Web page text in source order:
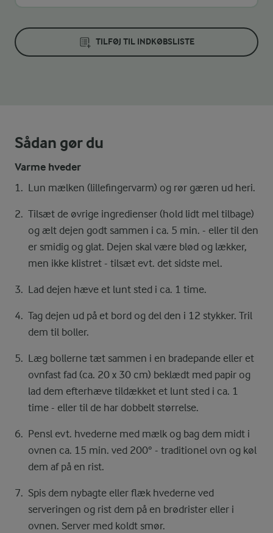
TILFØJ TIL INDKØBSLISTE
Sådan gør du
Varme hveder
Lun mælken (lillefingervarm) og rør gæren ud heri.
Tilsæt de øvrige ingredienser (hold lidt mel tilbage)
og ælt dejen godt sammen i ca. 5 min. - eller til den
er smidig og glat. Dejen skal være blød og lækker,
men ikke klistret - tilsæt evt. det sidste mel.
Lad dejen hæve et lunt sted i ca. 1 time.
Tag dejen ud på et bord og del den i 12 stykker. Tril
dem til boller.
Læg bollerne tæt sammen i en bradepande eller et
ovnfast fad (ca. 20 x 30 cm) beklædt med papir og
lad dem efterhæve tildækket et lunt sted i ca. 1
time - eller til de har dobbelt størrelse.
Pensl evt. hvederne med mælk og bag dem midt i
ovnen ca. 15 min. ved 200° - traditionel ovn og køl
dem af på en rist.
Spis dem nybagte eller flæk hvederne ved
serveringen og rist dem på en brødrister eller i
ovnen. Server med koldt smør.